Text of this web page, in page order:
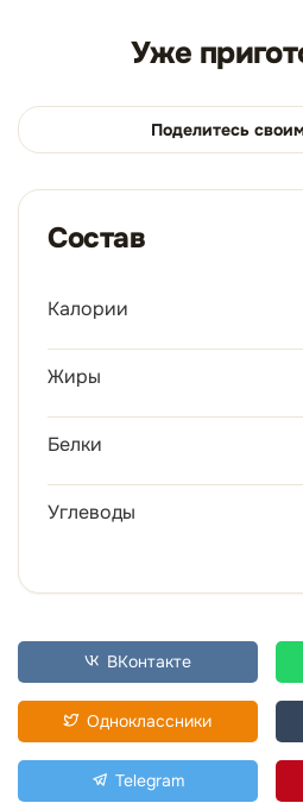
Уже
Поделитесь
Состав
Калории
Жиры
Белки
Углеводы
ВКонтакте
Одноклассники
Telegram